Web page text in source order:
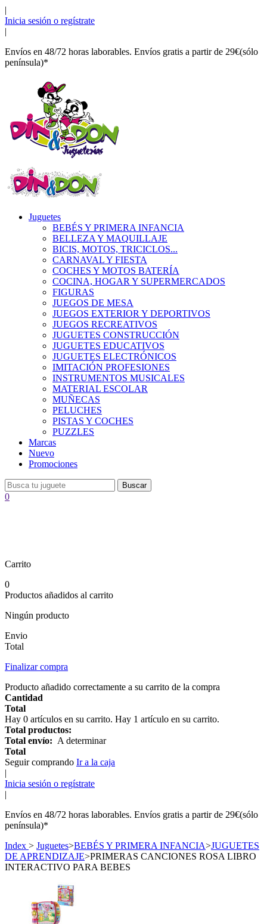
|
Inicia sesión o regístrate
|
Envíos en 48/72 horas laborables. Envíos gratis a partir de 29€(sólo
península)*
Juguetes
BEBÉS Y PRIMERA INFANCIA
BELLEZA Y MAQUILLAJE
BICIS, MOTOS, TRICICLOS...
CARNAVAL Y FIESTA
COCHES Y MOTOS BATERÍA
COCINA, HOGAR Y SUPERMERCADOS
FIGURAS
JUEGOS DE MESA
JUEGOS EXTERIOR Y DEPORTIVOS
JUEGOS RECREATIVOS
JUGUETES CONSTRUCCIÓN
JUGUETES EDUCATIVOS
JUGUETES ELECTRÓNICOS
IMITACIÓN PROFESIONES
INSTRUMENTOS MUSICALES
MATERIAL ESCOLAR
MUÑECAS
PELUCHES
PISTAS Y COCHES
PUZZLES
Marcas
Nuevo
Promociones
Buscar
0
Carrito
0
Productos añadidos al carrito
Ningún producto
Envio
Total
Finalizar compra
Producto añadido correctamente a su carrito de la compra
Cantidad
Total
Hay 0 artículos en su carrito. Hay 1 artículo en su carrito.
Total productos:
Total envío: A determinar
Total
Seguir comprando Ir a la caja
|
Inicia sesión o regístrate
|
Envíos en 48/72 horas laborables. Envíos gratis a partir de 29€(sólo
península)*
Index > Juguetes>BEBÉS Y PRIMERA INFANCIA>JUGUETES
DE APRENDIZAJE>PRIMERAS CANCIONES ROSA LIBRO
INTERACTIVO PARA BEBES